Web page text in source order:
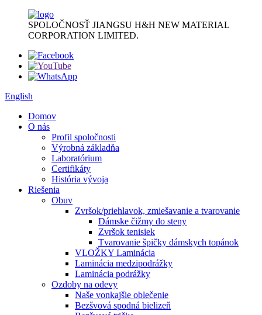
SPOLOČNOSŤ JIANGSU H&H NEW MATERIAL
CORPORATION LIMITED.
English
Domov
O nás
Profil spoločnosti
Výrobná základňa
Laboratórium
Certifikáty
História vývoja
Riešenia
Obuv
Zvršok/priehlavok, zmiešavanie a tvarovanie
Dámske čižmy do steny
Zvršok tenisiek
Tvarovanie špičky dámskych topánok
VLOŽKY Laminácia
Laminácia medzipodrážky
Laminácia podrážky
Ozdoby na odevy
Naše vonkajšie oblečenie
Bezšvová spodná bielizeň